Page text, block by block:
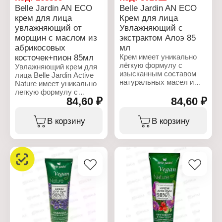
(витамин Е), тетранатрий
ЭДТК, бензоат натрия,
сорбат калия,
бензиловый спирт,
отдушка.
Характеристики:
Бренд: Belle Jardin
Серия: Active Nature
Тип товара: Крем для
лица
Применение: дневной
Эффект: питательный,
Вариация: "Аргановое
масло"
Объем: 85 мл
ровный, яркий и
безупречный цвет лица.
Характеристики:
Бренд: Belle Jardin
Серия: Active Nature
Линейка: Eco
Тип товара: Крем для
лица
Эффект: Отбеливающий
огурца и Экстракт
Объем: 85 мл
Тип кожи: для всех типов
Belle Jardin AN ECO
крем для лица
увлажняющий от
морщин с маслом из
абрикосовых
косточек+пион 85мл
Увлажняющий крем для
лица Belle Jardin Active
Nature имеет уникально
легкую формулу с
изысканным составом
косметических масел и
экстрактов
абрикосовых косточек,
экстракт пиона
входящие в состав
продукта, питают,
поддерживают высокий
уровень увлажнения
эпидермиса. Средство
восстанавливает,
повышает тонус и
84,60 ₽
В корзину
Belle Jardin AN ECO
Крем для лица
Увлажняющий с
экстрактом Алоэ 85
мл
Крем имеет уникально
лёгкую формулу с
изысканным составом
натуральных масел и
происхождения.
Экстракт алоэ, масло из
косточек винограда,
увлажняют, питают,
регенерируют и
увлажняют кожу лица.
Крем служит прекрасной
основой под макияж.
Характеристики:
Бренд: Belle Jardin
Серия: Active Nature
Тип товара: Крем для
84,60 ₽
В корзину